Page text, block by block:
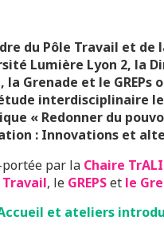
du Pôle Travail et de
Lumière Lyon 2, la
la Grenade et le GREPs
interdisciplinaire
« Redonner du
: Innovations et
portée par la Chaire
, le GREPSet le
et ateliers